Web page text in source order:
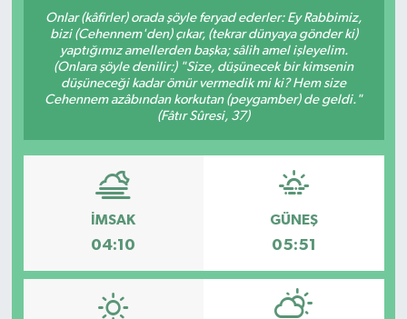
Onlar (kâfirler) orada şöyle feryad ederler: Ey Rabbimiz,
bizi (Cehennem'den) çıkar, (tekrar dünyaya gönder ki)
yaptığımız amellerden başka; sâlih amel işleyelim.
(Onlara şöyle denilir:) "Size, düşünecek bir kimsenin
düşüneceği kadar ömür vermedik mi ki? Hem size
Cehennem azâbından korkutan (peygamber) de geldi."
(Fâtır Sûresi, 37)
İMSAK
04:10
GÜNEŞ
05:51
DÜNYA
EGE
EKOLOJİ VE ÇEVRE
BİLİM VE TEKNOLOJİ
GÜNDEM